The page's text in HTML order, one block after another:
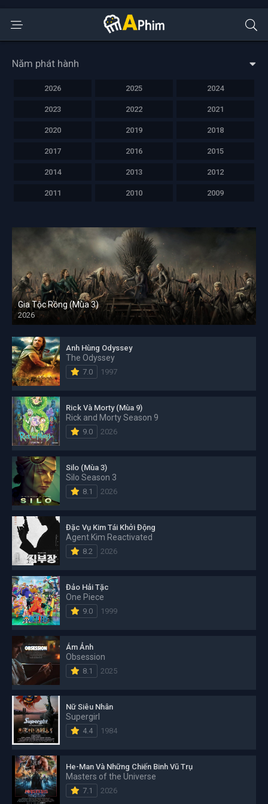
Năm phát hành
2026 2025 2024
2023 2022 2021
2020 2019 2018
2017 2016 2015
2014 2013 2012
2011 2010 2009
Gia Tộc Rồng (Mùa 3)
2026
Anh Hùng Odyssey
The Odyssey
7.0 1997
Rick Và Morty (Mùa 9)
Rick and Morty Season 9
9.0 2026
Silo (Mùa 3)
Silo Season 3
8.1 2026
Đặc Vụ Kim Tái Khởi Động
Agent Kim Reactivated
8.2 2026
Đảo Hải Tặc
One Piece
9.0 1999
Ám Ảnh
Obsession
8.1 2025
Nữ Siêu Nhân
Supergirl
4.4 1984
He-Man Và Những Chiến Binh Vũ Trụ
Masters of the Universe
7.1 2026